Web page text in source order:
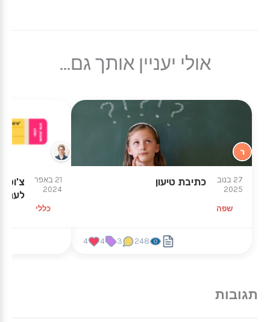
אולי יעניין אותך גם...
ר
27 בנוב
2025
שפה
כתיבת טיעון
248
3
4
4
21 באפר
2024
כללי